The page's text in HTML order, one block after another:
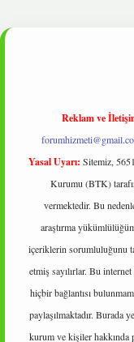
Reklam ve
Yasal Uyarı: Sitemiz,
Kurumu (BTK)
vermektedir. Bu
araştırma
içeriklerin sorumluluğunu
etmiş sayılırlar. Bu
hiçbir bağlantısı
paylaşılmaktadır. Burada
kurum ve kişiler hakkında